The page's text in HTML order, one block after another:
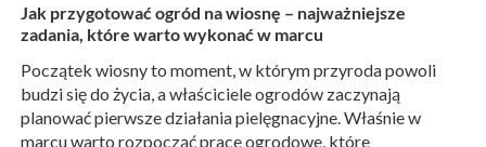
Jak przygotować ogród na wiosnę – najważniejsze
zadania, które warto wykonać w marcu
Początek wiosny to moment, w którym przyroda powoli
budzi się do życia, a właściciele ogrodów zaczynają
planować pierwsze działania pielęgnacyjne. Właśnie w
marcu warto rozpocząć prace ogrodowe, które